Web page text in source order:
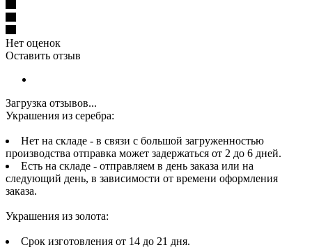
Нет оценок
Оставить отзыв
Загрузка отзывов...
Украшения из серебра:
Нет на складе - в связи с большой загруженностью
производства отправка может задержаться от 2 до 6 дней.
Есть на складе - отправляем в день заказа или на
следующий день, в зависимости от времени оформления
заказа.
Украшения из золота:
Срок изготовления от 14 до 21 дня.